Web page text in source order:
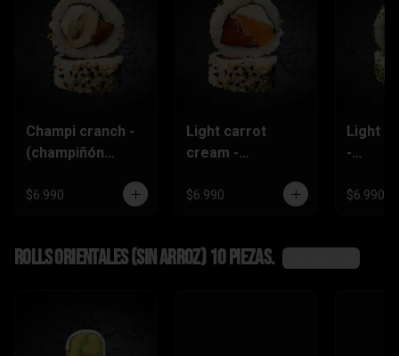
Champi cranch -
(champiñón
crema,pimentón)
$6.990
Light carrot
cream -
tempura,
$6.990
Light
-
,queso
$6.990
Rolls Orientales (SIN ARROZ) 10 piezas.